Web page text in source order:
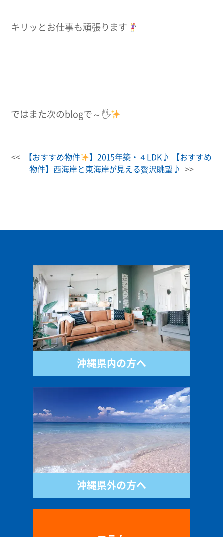
キリッとお仕事も頑張ります
ではまた次のblogで～🖐
<< 【おすすめ物件 】2015年築・４LDK♪
【おすすめ
物件】西海岸と東海岸が見える贅沢眺望♪
>>
沖縄県内の方へ
沖縄県外の方へ